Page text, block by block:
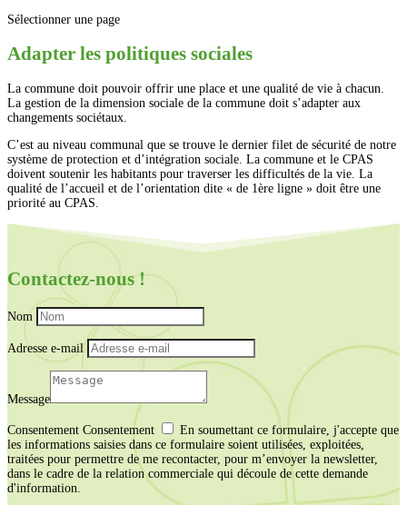
Sélectionner une page
Adapter les politiques sociales
La commune doit pouvoir offrir une place et une qualité de vie à chacun.
La gestion de la dimension sociale de la commune doit s’adapter aux
changements sociétaux.
C’est au niveau communal que se trouve le dernier filet de sécurité de notre
système de protection et d’intégration sociale. La commune et le CPAS
doivent soutenir les habitants pour traverser les difficultés de la vie. La
qualité de l’accueil et de l’orientation dite « de 1ère ligne » doit être une
priorité au CPAS.
Contactez-nous !
Nom
Adresse e-mail
Message
Consentement Consentement
En soumettant ce formulaire, j'accepte que
les informations saisies dans ce formulaire soient utilisées, exploitées,
traitées pour permettre de me recontacter, pour m’envoyer la newsletter,
dans le cadre de la relation commerciale qui découle de cette demande
d'information.